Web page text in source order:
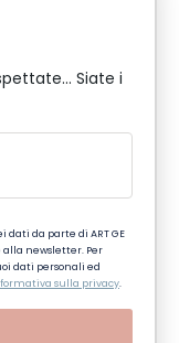
Siate i
da parte di ART GE
newsletter. Per
dati personali ed
sulla privacy.